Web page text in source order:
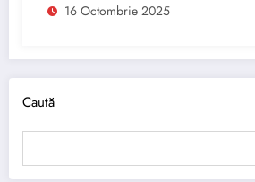
16 Octombrie 2025
Caută